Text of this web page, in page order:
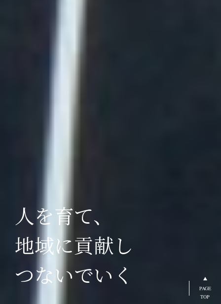
人を育て、
地域に貢献し
つないでいく
PAGE
TOP